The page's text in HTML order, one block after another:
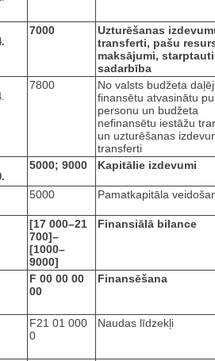
7000
Uzturēšanas
transferti, pašu
maksājumi,
sadarbība
7800
No valsts budžeta
finansētu atvasinātu
personu un budžeta
nefinansētu iestāžu
un uzturēšanas
transferti
5000; 9000 Kapitālie izdevumi
5000 Pamatkapitāla
[17 000–21
700]–
[1000–
9000]
Finansiālā bilance
F 00 00 00
00
Finansēšana
F21 01 000
0
Naudas līdzekļi